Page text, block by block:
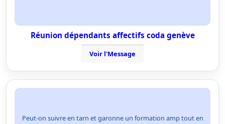
Réunion dépendants affectifs coda genève
Voir l'Message
Peut-on suivre en tarn et garonne un formation amp tout en